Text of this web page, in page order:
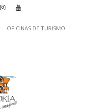
OFICINAS DE TURISMO